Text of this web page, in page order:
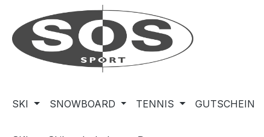
Hauptinhalt springen
Zur Suche springen
Zur Hauptnavigation springen
SKI SNOWBOARD TENNIS GUTSCHEIN